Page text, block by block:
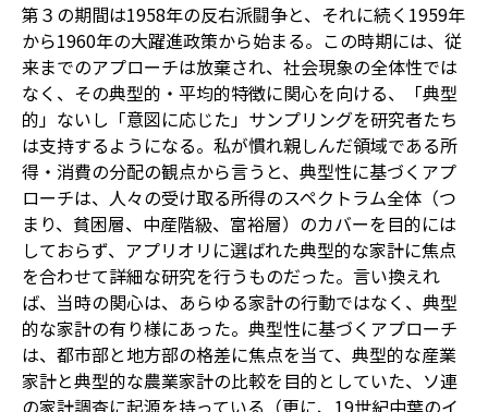
第３の期間は1958年の反右派闘争と、それに続く1959年
から1960年の大躍進政策から始まる。この時期には、従
来までのアプローチは放棄され、社会現象の全体性では
なく、その典型的・平均的特徴に関心を向ける、「典型
的」ないし「意図に応じた」サンプリングを研究者たち
は支持するようになる。私が慣れ親しんだ領域である所
得・消費の分配の観点から言うと、典型性に基づくアプ
ローチは、人々の受け取る所得のスペクトラム全体（つ
まり、貧困層、中産階級、富裕層）のカバーを目的には
しておらず、アプリオリに選ばれた典型的な家計に焦点
を合わせて詳細な研究を行うものだった。言い換えれ
ば、当時の関心は、あらゆる家計の行動ではなく、典型
的な家計の有り様にあった。典型性に基づくアプローチ
は、都市部と地方部の格差に焦点を当て、典型的な産業
家計と典型的な農業家計の比較を目的としていた、ソ連